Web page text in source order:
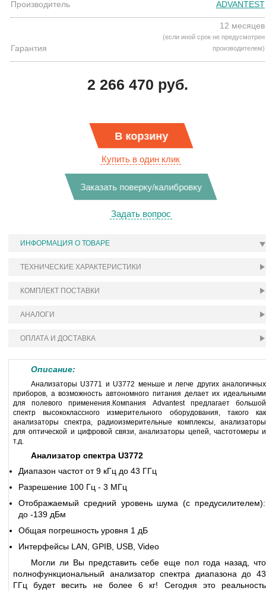
Производитель ADVANTEST
Гарантия
12 месяцев
(если иной срок не предусмотрен
производителем)
2 266 470 руб.
В корзину
Купить в один клик
Заказать поверку/калибровку
Задать вопрос
ИНФОРМАЦИЯ О ТОВАРЕ
ТЕХНИЧЕСКИЕ ХАРАКТЕРИСТИКИ
КОМПЛЕКТ ПОСТАВКИ
АНАЛОГИ
ОПЛАТА И ДОСТАВКА
Описание:
Анализаторы U3771 и U3772 меньше и легче других аналогичных
приборов, а возможность автономного питания делает их идеальными
для полевого применения.Компания Advantest предлагает большой
спектр высококлассного измерительного оборудования, такого как
анализаторы спектра, радиоизмерительные комплексы, анализаторы
для оптической и цифровой связи, анализаторы цепей, частотомеры и
т.д.
Анализатор спектра U3772
Диапазон частот от 9 кГц до 43 ГГц
Разрешение 100 Гц - 3 МГц
Отображаемый средний уровень шума (с предусилителем):
до -139 дБм
Общая погрешность уровня 1 дБ
Интерфейсы LAN, GPIB, USB, Video
Могли ли Вы представить себе еще пол года назад, что
полнофункциональный анализатор спектра диапазона до 43
ГГц будет весить не более 6 кг! Сегодня это реальность